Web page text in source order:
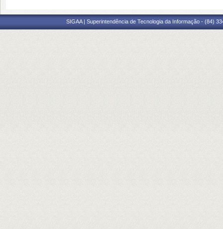
SIGAA | Superintendência de Tecnologia da Informação - (84)